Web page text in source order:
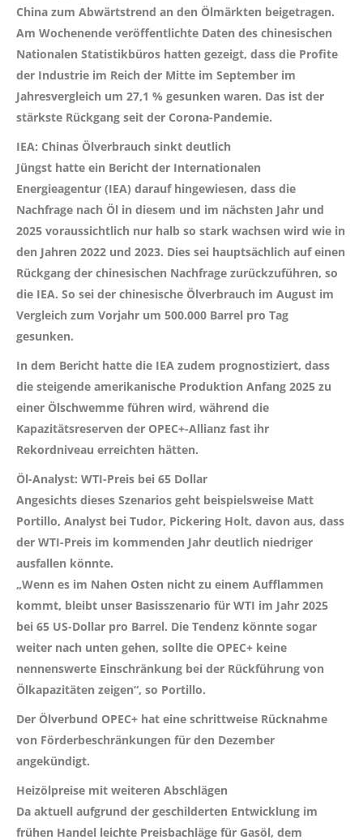
China zum Abwärtstrend an den Ölmärkten beigetragen.
Am Wochenende veröffentlichte Daten des chinesischen
Nationalen Statistikbüros hatten gezeigt, dass die Profite
der Industrie im Reich der Mitte im September im
Jahresvergleich um 27,1 % gesunken waren. Das ist der
stärkste Rückgang seit der Corona-Pandemie.
IEA: Chinas Ölverbrauch sinkt deutlich
Jüngst hatte ein Bericht der Internationalen
Energieagentur (IEA) darauf hingewiesen, dass die
Nachfrage nach Öl in diesem und im nächsten Jahr und
2025 voraussichtlich nur halb so stark wachsen wird wie in
den Jahren 2022 und 2023. Dies sei hauptsächlich auf einen
Rückgang der chinesischen Nachfrage zurückzuführen, so
die IEA. So sei der chinesische Ölverbrauch im August im
Vergleich zum Vorjahr um 500.000 Barrel pro Tag
gesunken.
In dem Bericht hatte die IEA zudem prognostiziert, dass
die steigende amerikanische Produktion Anfang 2025 zu
einer Ölschwemme führen wird, während die
Kapazitätsreserven der OPEC+-Allianz fast ihr
Rekordniveau erreichten hätten.
Öl-Analyst: WTI-Preis bei 65 Dollar
Angesichts dieses Szenarios geht beispielsweise Matt
Portillo, Analyst bei Tudor, Pickering Holt, davon aus, dass
der WTI-Preis im kommenden Jahr deutlich niedriger
ausfallen könnte.
„Wenn es im Nahen Osten nicht zu einem Aufflammen
kommt, bleibt unser Basisszenario für WTI im Jahr 2025
bei 65 US-Dollar pro Barrel. Die Tendenz könnte sogar
weiter nach unten gehen, sollte die OPEC+ keine
nennenswerte Einschränkung bei der Rückführung von
Ölkapazitäten zeigen“, so Portillo.
Der Ölverbund OPEC+ hat eine schrittweise Rücknahme
von Förderbeschränkungen für den Dezember
angekündigt.
Heizölpreise mit weiteren Abschlägen
Da aktuell aufgrund der geschilderten Entwicklung im
frühen Handel leichte Preisbachläge für Gasöl, dem